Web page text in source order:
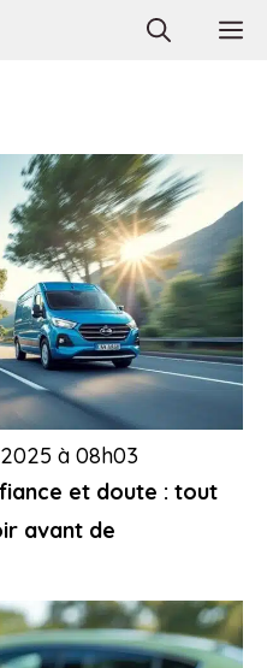
et doute : tout
avant de
à 08h03